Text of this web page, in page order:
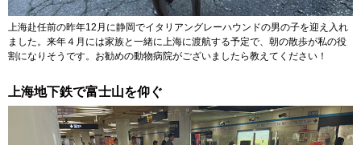
上海赴任前の昨年12月に静岡でイタリアングレーハウンドの男の子を迎え入れ
ました。来年４月には家族と一緒に上海に渡航する予定で、朝の散歩が私の役
割になりそうです。お勧めの動物病院がございましたら教えてください！
上海地下鉄で富士山を仰ぐ